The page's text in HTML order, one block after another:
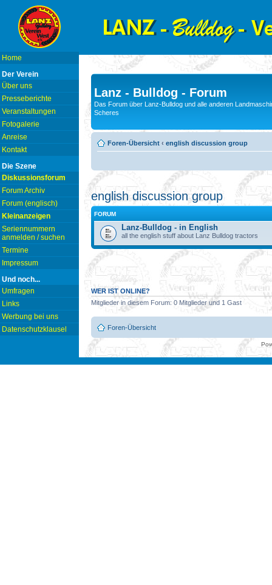
Home
Der Verein
Über uns
Presseberichte
Veranstaltungen
Fotogalerie
Anreise
Kontakt
Die Szene
Diskussionsforum
Forum Archiv
Forum (englisch)
Kleinanzeigen
Seriennummern
anmelden / suchen
Termine
Impressum
Und noch...
Umfragen
Links
Werbung bei uns
Datenschutzklausel
Lanz - Bulldog - Forum
Das Forum über Lanz-Bulldog und alle anderen
Scheres
Foren-Übersicht ‹ english discussion group
english discussion group
FORUM
Lanz-Bulldog - in English
all the english stuff about Lanz Bulldog tractors
WER IST ONLINE?
Mitglieder in diesem Forum: 0 Mitglieder und 1 Gast
Foren-Übersicht